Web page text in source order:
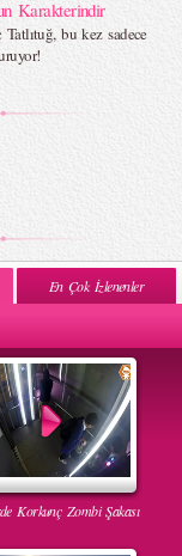
Karakterindir
bu kez sadece
En Çok İzlenenler
Korkunç Zombi Şakası